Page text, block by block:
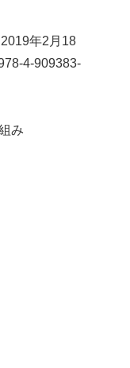
年2月18
4-909383-
み